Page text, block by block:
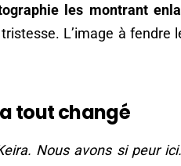
les montrant
L’image à fendre
tout changé
Nous avons si peur